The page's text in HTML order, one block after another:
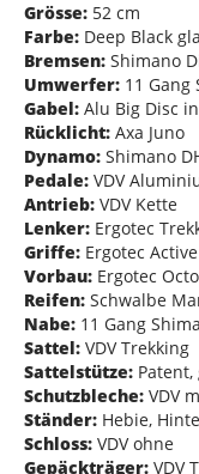
Grösse: 52 cm
Farbe: Deep Black
Bremsen: Shimano
Umwerfer: 11
Gabel: Alu Big Disc
Rücklicht: Axa Juno
Dynamo: Shimano
Pedale: VDV
Antrieb: VDV Kette
Lenker: Ergotec
Griffe: Ergotec
Vorbau: Ergotec
Reifen: Schwalbe
Nabe: 11 Gang
Sattel: VDV Trekking
Sattelstütze:
Schutzbleche: VDV
Ständer: Hebie,
Schloss: VDV ohne
Gepäckträger: VDV